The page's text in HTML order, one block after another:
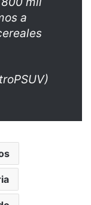
a